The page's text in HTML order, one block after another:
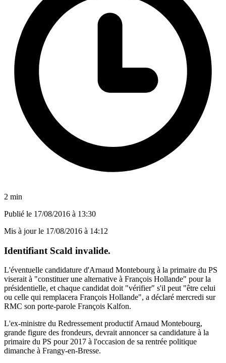
2 min
Publié le 17/08/2016 à 13:30
Mis à jour le 17/08/2016 à 14:12
Identifiant Scald invalide.
L'éventuelle candidature d'Arnaud Montebourg à la primaire du PS
viserait à "constituer une alternative à François Hollande" pour la
présidentielle, et chaque candidat doit "vérifier" s'il peut "être celui
ou celle qui remplacera François Hollande", a déclaré mercredi sur
RMC son porte-parole François Kalfon.
L'ex-ministre du Redressement productif Arnaud Montebourg,
grande figure des frondeurs, devrait annoncer sa candidature à la
primaire du PS pour 2017 à l'occasion de sa rentrée politique
dimanche à Frangy-en-Bresse.